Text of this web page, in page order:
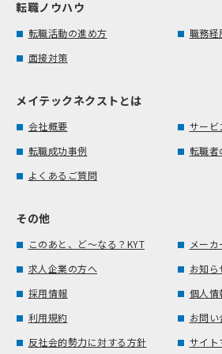
転職ノウハウ
転職活動の進め方
職務経
面接対策
メイテックネクストとは
会社概要
サービ
転職成功事例
転職者
よくあるご質問
その他
このあと、ど～なる？KYT
メー
求人企業の方へ
お知ら
採用情報
個人情
利用規約
お問い
反社会的勢力に対する方針
サイト